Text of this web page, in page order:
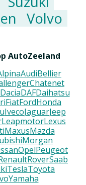
Volvo
AutoZeeland
AudiBellier
Chatenet
DaciaDAFDaihatsu
FiatFordHonda
IvecoJaguarJeep
LeapmotorLexus
MaxusMazda
Morgan
OpelPeugeot
RoverSaab
TeslaToyota
Yamaha